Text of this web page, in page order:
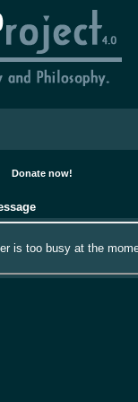
Donate now!
is too busy at the